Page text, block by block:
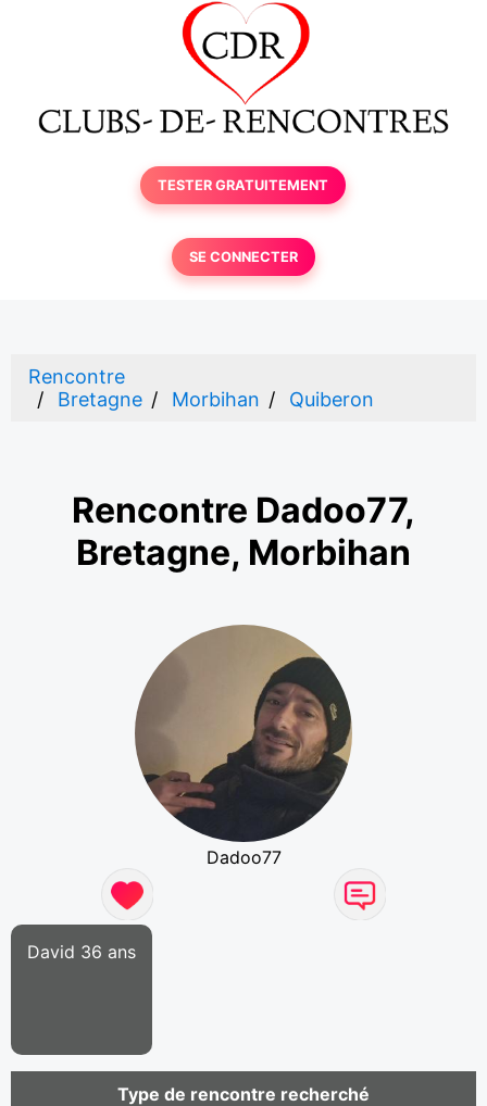
TESTER GRATUITEMENT
SE CONNECTER
Rencontre
Bretagne
Morbihan Quiberon
Rencontre Dadoo77,
Bretagne, Morbihan
Dadoo77
David 36 ans
Type de rencontre recherché